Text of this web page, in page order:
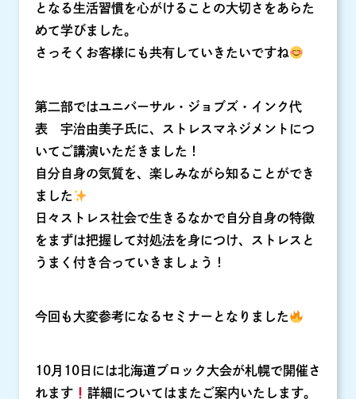
となる生活習慣を心がけることの大切さをあらた
めて学びました。
さっそくお客様にも共有していきたいですね
第二部ではユニバーサル・ジョブズ・インク代
表 宇治由美子氏に、ストレスマネジメントにつ
いてご講演いただきました！
自分自身の気質を、楽しみながら知ることができ
ました
日々ストレス社会で生きるなかで自分自身の特徴
をまずは把握して対処法を身につけ、ストレスと
うまく付き合っていきましょう！
今回も大変参考になるセミナーとなりました
10月10日には北海道ブロック大会が札幌で開催さ
れます
詳細についてはまたご案内いたします。